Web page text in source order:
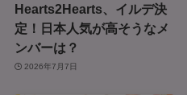
Hearts2Hearts、イルデ決
定！日本人気が高そうなメ
ンバーは？
2026年7月7日